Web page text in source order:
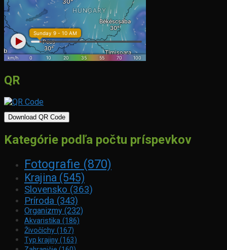
QR
Download QR Code
Kategórie podľa počtu príspevkov
Fotografie (870)
Krajina (545)
Slovensko (363)
Príroda (343)
Organizmy (232)
Akvaristika (186)
Živočíchy (167)
Typ krajiny(163)